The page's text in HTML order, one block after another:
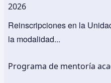
2026
Reinscripciones en la
la modalidad...
Programa de mentoría